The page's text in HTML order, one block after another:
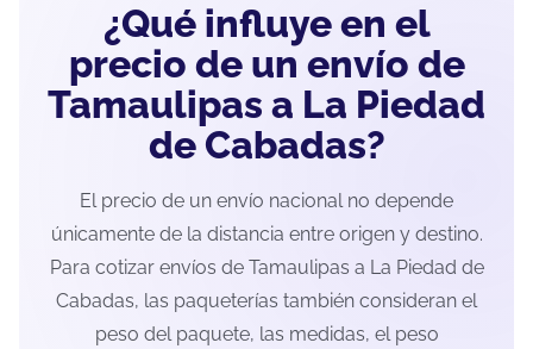
¿Qué influye en el
precio de un envío de
Tamaulipas a La Piedad
de Cabadas?
El precio de un envío nacional no depende
únicamente de la distancia entre origen y destino.
Para cotizar envíos de Tamaulipas a La Piedad de
Cabadas, las paqueterías también consideran el
peso del paquete, las medidas, el peso